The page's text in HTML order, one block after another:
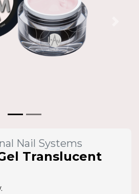
Nail Systems
Translucent